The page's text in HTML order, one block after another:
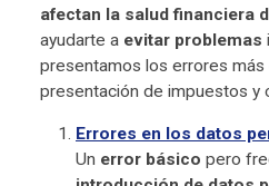
afectan la salud financiera
ayudarte a evitar problemas
presentamos los errores más
presentación de impuestos y
Errores en los datos
Un error básico pero